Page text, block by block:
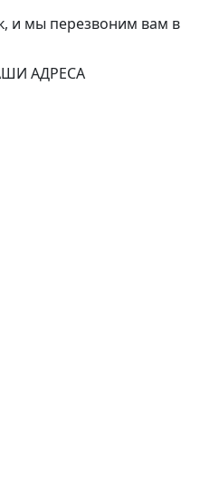
и мы перезвоним вам в
АДРЕСА